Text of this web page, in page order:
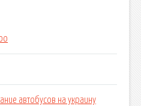
автобусов на украину